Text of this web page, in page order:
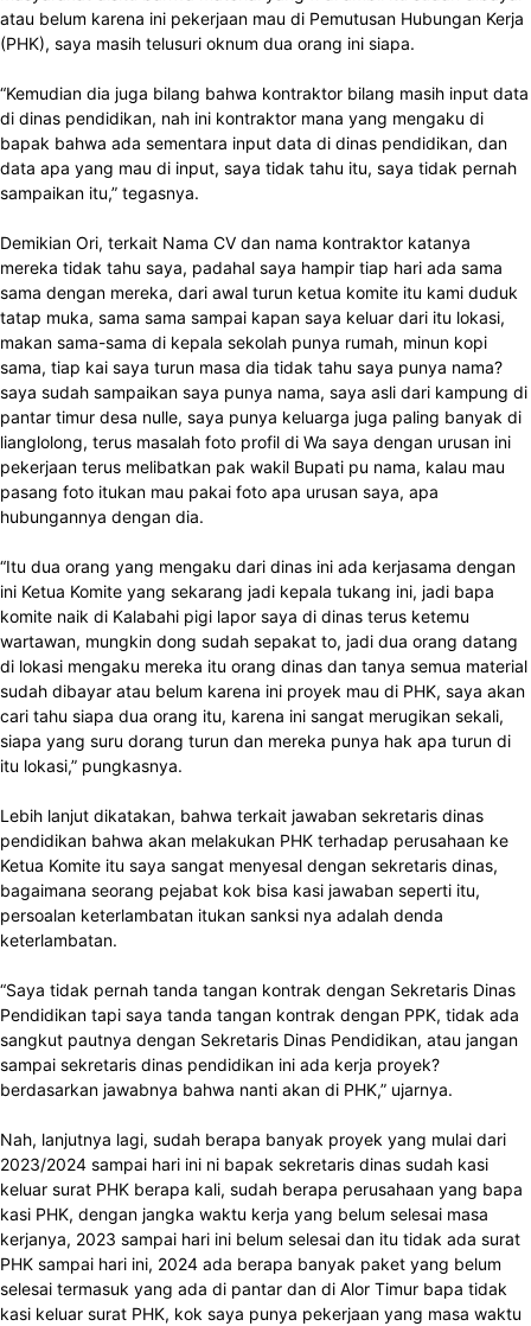
atau belum karena ini pekerjaan mau di Pemutusan Hubungan Kerja
(PHK), saya masih telusuri oknum dua orang ini siapa.
“Kemudian dia juga bilang bahwa kontraktor bilang masih input data
di dinas pendidikan, nah ini kontraktor mana yang mengaku di
bapak bahwa ada sementara input data di dinas pendidikan, dan
data apa yang mau di input, saya tidak tahu itu, saya tidak pernah
sampaikan itu,” tegasnya.
Demikian Ori, terkait Nama CV dan nama kontraktor katanya
mereka tidak tahu saya, padahal saya hampir tiap hari ada sama
sama dengan mereka, dari awal turun ketua komite itu kami duduk
tatap muka, sama sama sampai kapan saya keluar dari itu lokasi,
makan sama-sama di kepala sekolah punya rumah, minun kopi
sama, tiap kai saya turun masa dia tidak tahu saya punya nama?
saya sudah sampaikan saya punya nama, saya asli dari kampung di
pantar timur desa nulle, saya punya keluarga juga paling banyak di
lianglolong, terus masalah foto profil di Wa saya dengan urusan ini
pekerjaan terus melibatkan pak wakil Bupati pu nama, kalau mau
pasang foto itukan mau pakai foto apa urusan saya, apa
hubungannya dengan dia.
“Itu dua orang yang mengaku dari dinas ini ada kerjasama dengan
ini Ketua Komite yang sekarang jadi kepala tukang ini, jadi bapa
komite naik di Kalabahi pigi lapor saya di dinas terus ketemu
wartawan, mungkin dong sudah sepakat to, jadi dua orang datang
di lokasi mengaku mereka itu orang dinas dan tanya semua material
sudah dibayar atau belum karena ini proyek mau di PHK, saya akan
cari tahu siapa dua orang itu, karena ini sangat merugikan sekali,
siapa yang suru dorang turun dan mereka punya hak apa turun di
itu lokasi,” pungkasnya.
Lebih lanjut dikatakan, bahwa terkait jawaban sekretaris dinas
pendidikan bahwa akan melakukan PHK terhadap perusahaan ke
Ketua Komite itu saya sangat menyesal dengan sekretaris dinas,
bagaimana seorang pejabat kok bisa kasi jawaban seperti itu,
persoalan keterlambatan itukan sanksi nya adalah denda
keterlambatan.
“Saya tidak pernah tanda tangan kontrak dengan Sekretaris Dinas
Pendidikan tapi saya tanda tangan kontrak dengan PPK, tidak ada
sangkut pautnya dengan Sekretaris Dinas Pendidikan, atau jangan
sampai sekretaris dinas pendidikan ini ada kerja proyek?
berdasarkan jawabnya bahwa nanti akan di PHK,” ujarnya.
Nah, lanjutnya lagi, sudah berapa banyak proyek yang mulai dari
2023/2024 sampai hari ini ni bapak sekretaris dinas sudah kasi
keluar surat PHK berapa kali, sudah berapa perusahaan yang bapa
kasi PHK, dengan jangka waktu kerja yang belum selesai masa
kerjanya, 2023 sampai hari ini belum selesai dan itu tidak ada surat
PHK sampai hari ini, 2024 ada berapa banyak paket yang belum
selesai termasuk yang ada di pantar dan di Alor Timur bapa tidak
kasi keluar surat PHK, kok saya punya pekerjaan yang masa waktu